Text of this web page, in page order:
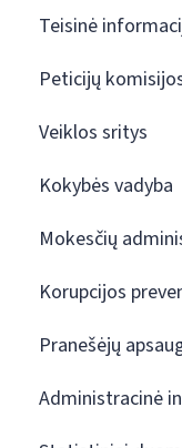
Teisinė
Peticijų
Veiklos sritys
Kokybės vadyba
Mokesčių
Korupcijos
Pranešėjų
Administracinė